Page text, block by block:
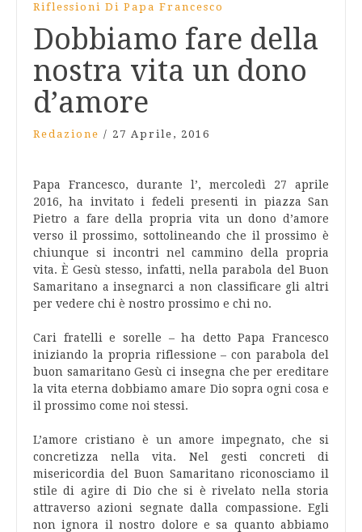
Riflessioni Di Papa Francesco
Dobbiamo fare della
nostra vita un dono
d’amore
Redazione / 27 Aprile, 2016
Papa Francesco, durante l’, mercoledì 27 aprile
2016, ha invitato i fedeli presenti in piazza San
Pietro a fare della propria vita un dono d’amore
verso il prossimo, sottolineando che il prossimo è
chiunque si incontri nel cammino della propria
vita. È Gesù stesso, infatti, nella parabola del Buon
Samaritano a insegnarci a non classificare gli altri
per vedere chi è nostro prossimo e chi no.
Cari fratelli e sorelle – ha detto Papa Francesco
iniziando la propria riflessione – con parabola del
buon samaritano Gesù ci insegna che per ereditare
la vita eterna dobbiamo amare Dio sopra ogni cosa e
il prossimo come noi stessi.
L’amore cristiano è un amore impegnato, che si
concretizza nella vita. Nel gesti concreti di
misericordia del Buon Samaritano riconosciamo il
stile di agire di Dio che si è rivelato nella storia
attraverso azioni segnate dalla compassione. Egli
non ignora il nostro dolore e sa quanto abbiamo